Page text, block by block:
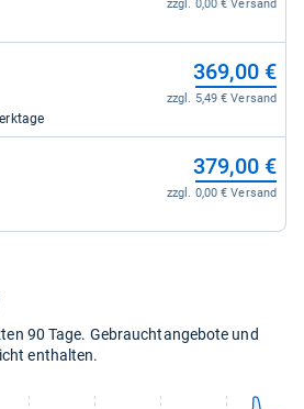
zzgl. 0,00 € Versand
369,00 €
zzgl. 5,49 € Versand
379,00 €
zzgl. 0,00 € Versand
90 Tage. Gebrauchtangebote und
enthalten.